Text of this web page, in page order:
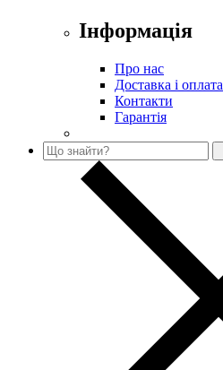
Інформація
Про нас
Доставка і оплата
Контакти
Гарантія